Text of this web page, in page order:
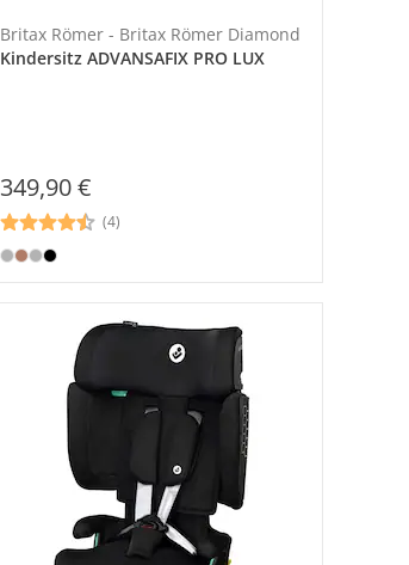
Britax Römer - Britax Römer Diamond
Kindersitz ADVANSAFIX PRO LUX
349,90 €
(4)